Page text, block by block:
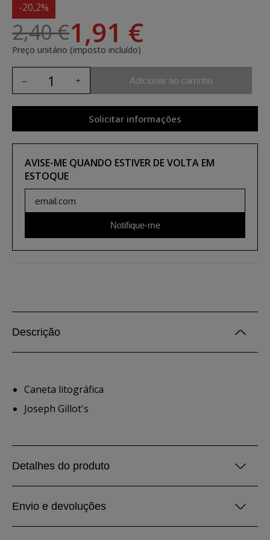
-20,2%
2,40 €1,91 €
Preço unitário (imposto incluído)
Adicionar ao carrinho
Solicitar informações
AVISE-ME QUANDO ESTIVER DE VOLTA EM
ESTOQUE
Notifique-me
Descrição
Caneta litográfica
Joseph Gillot's
Detalhes do produto
Envio e devoluções